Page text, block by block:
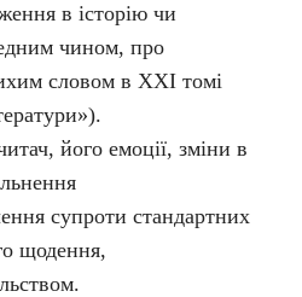
в історію чи
чином, про
словом в ХХІ томі
його емоції, зміни в
супроти стандартних
щодення,